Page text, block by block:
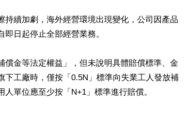
續加劇，海外經營環境出現變化，公司因產品
日起停止全部經營業務。
金等法定權益」，但未說明具體賠償標準、金
工廠時，僅按「0.5N」標準向失業工人發放補
單位應至少按「N+1」標準進行賠償。